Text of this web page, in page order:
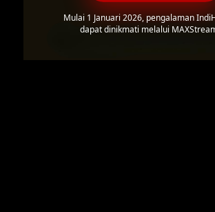
Mulai 1 Januari 2026, pengalaman
dapat dinikmati melalui